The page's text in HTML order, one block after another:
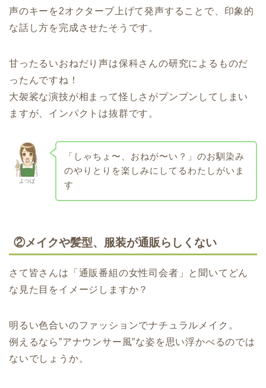
声のキーを2オクターブ上げて発声することで、印象的
な話し方を完成させたそうです。
甘ったるいおねだり声は保科さんの研究によるものだ
ったんですね！
大袈裟な演技が相まって怪しさがプンプンしてしまい
ますが、インパクトは抜群です。
よつば
「しゃちょ〜、おねが〜い？」のお馴染み
のやりとりを楽しみにしてるわたしがいま
す
②メイクや髪型、服装が通販らしくない
さて皆さんは「通販番組の女性司会者」と聞いてどん
な見た目をイメージしますか？
明るい色合いのファッションでナチュラルメイク。
例えるなら”アナウンサー風”な姿を思い浮かべるのでは
ないでしょうか。